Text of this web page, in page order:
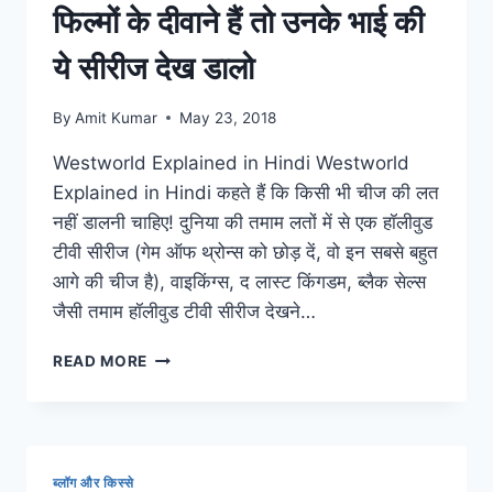
करण
जौहर
महफिल
लूट
गए
फिल्मों के दीवाने हैं तो उनके भाई की
ये सीरीज देख डालो
By Amit Kumar May 23, 2018
Westworld Explained in Hindi Westworld
Explained in Hindi कहते हैं कि किसी भी चीज की लत
नहीं डालनी चाहिए! दुनिया की तमाम लतों में से एक हॉलीवुड
टीवी सीरीज (गेम ऑफ थ्रोन्स को छोड़ दें, वो इन सबसे बहुत
आगे की चीज है), वाइकिंग्स, द लास्ट किंगडम, ब्लैक सेल्स
जैसी तमाम हॉलीवुड टीवी सीरीज देखने…
READ MORE WESTWORLD
ब्लॉग और किस्से